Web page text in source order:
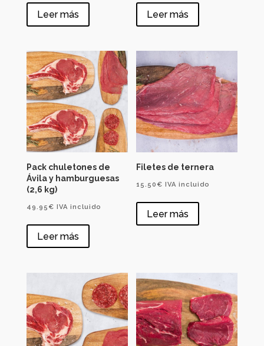
Leer más Leer más
Pack chuletones de
Ávila y hamburguesas
(2,6 kg)
49.95 € IVA incluido
Leer más
Filetes de ternera
15.50 € IVA incluido
Leer más